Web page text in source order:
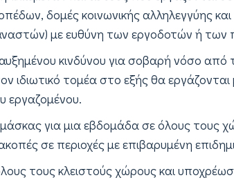
δομές κοινωνικής αλληλεγγύης
με ευθύνη των εργοδοτών ή των
κινδύνου για σοβαρή νόσο από
ιδιωτικό τομέα στο εξής θα
εργαζομένου.
για μια εβδομάδα σε όλους τους
σε περιοχές με επιβαρυμένη
τους κλειστούς χώρους και